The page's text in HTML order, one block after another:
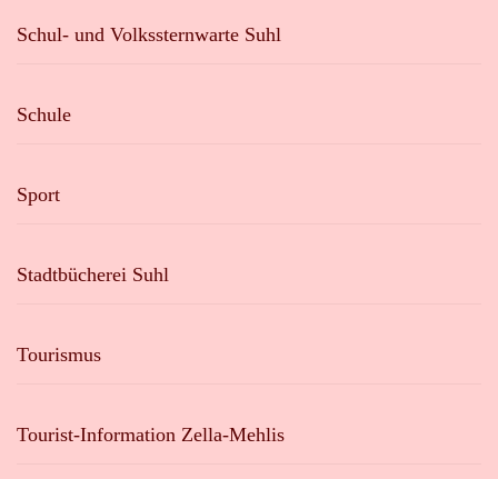
Schul- und Volkssternwarte Suhl
Schule
Sport
Stadtbücherei Suhl
Tourismus
Tourist-Information Zella-Mehlis